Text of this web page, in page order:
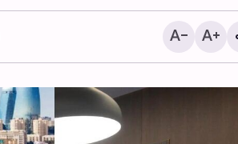
ABŞ işğalçı qüvvələrinin
adasında şəhid etdiyi
vətəndaşlar ilə vida